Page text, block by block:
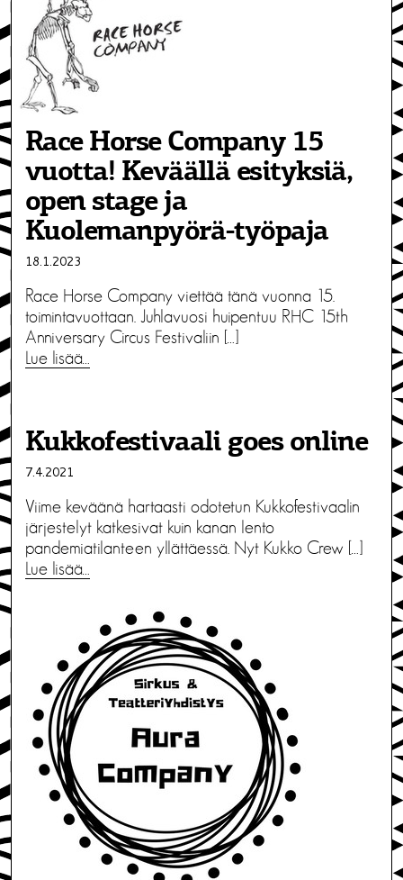
Race Horse Company 15
vuotta! Keväällä esityksiä,
open stage ja
Kuolemanpyörä-työpaja
18.1.2023
Race Horse Company viettää tänä vuonna 15.
toimintavuottaan. Juhlavuosi huipentuu RHC 15th
Anniversary Circus Festivaliin […]
Lue lisää…
Kukkofestivaali goes online
7.4.2021
Viime keväänä hartaasti odotetun Kukkofestivaalin
järjestelyt katkesivat kuin kanan lento
pandemiatilanteen yllättäessä. Nyt Kukko Crew […]
Lue lisää…